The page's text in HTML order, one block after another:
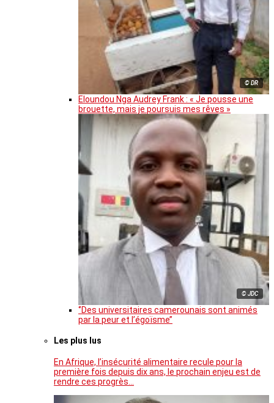
© DR
Eloundou Nga Audrey Frank : « Je pousse une
brouette, mais je poursuis mes rêves »
© JDC
‘’Des universitaires camerounais sont animés
par la peur et l’égoïsme’’
Les plus lus
En Afrique, l’insécurité alimentaire recule pour la
première fois depuis dix ans, le prochain enjeu est de
rendre ces progrès…